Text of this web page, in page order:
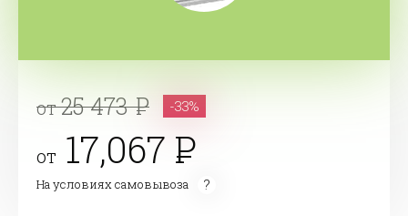
от25 473 -33%
от 17,067
На условиях самовывоза